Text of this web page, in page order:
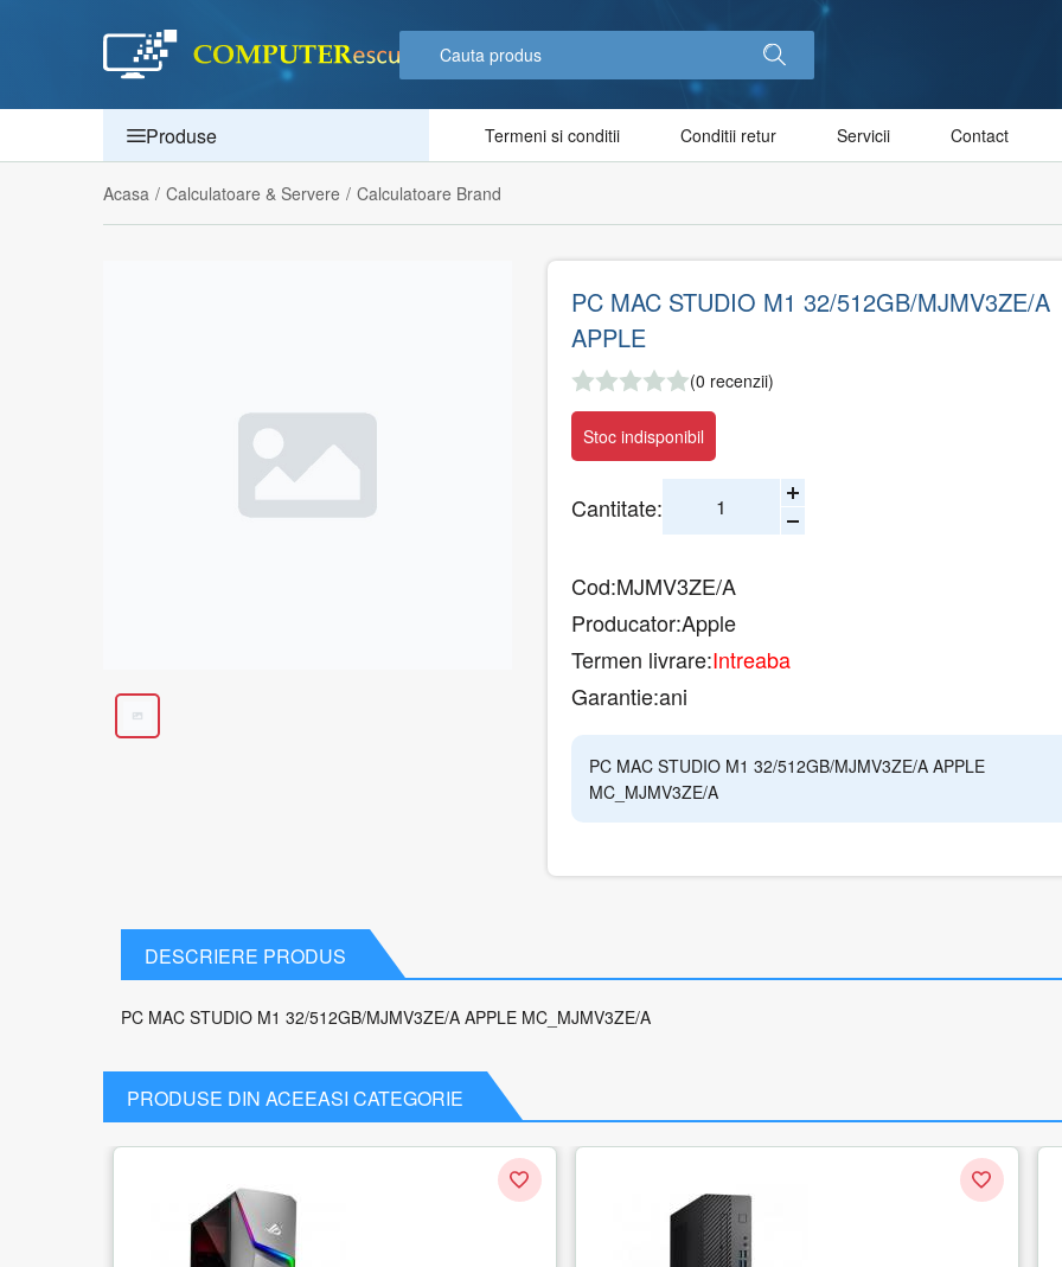
Produse Termeni si conditii Conditii retur Servicii Contact
Acasa / Calculatoare & Servere / Calculatoare Brand
PC MAC STUDIO M1 32/512GB/MJMV3ZE/A
APPLE
(0 recenzii)
Stoc indisponibil
Cantitate:
Cod:MJMV3ZE/A
Producator:Apple
Termen livrare:Intreaba
Garantie:ani
PC MAC STUDIO M1 32/512GB/MJMV3ZE/A APPLE
MC_MJMV3ZE/A
DESCRIERE PRODUS
PC MAC STUDIO M1 32/512GB/MJMV3ZE/A APPLE MC_MJMV3ZE/A
PRODUSE DIN ACEEASI CATEGORIE